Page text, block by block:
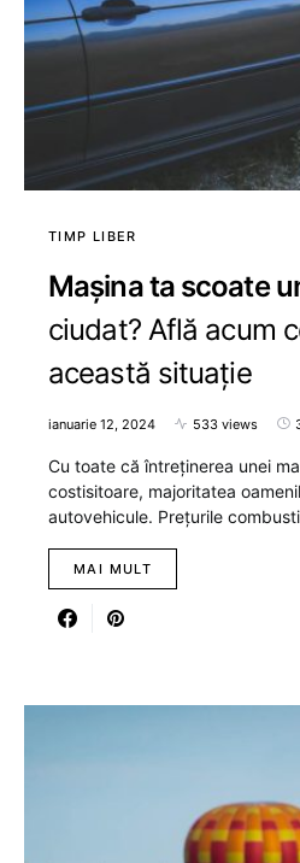
TIMP LIBER
Mașina ta scoate
ciudat? Află acum
această situație
ianuarie 12, 2024 533 views
Cu toate că întreținerea unei
costisitoare, majoritatea
autovehicule. Prețurile
MAI MULT